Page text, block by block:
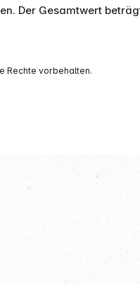
Der Gesamtwert
Rechte vorbehalten.